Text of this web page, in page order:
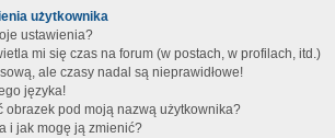
użytkownika
ustawienia?
mi się czas na forum (w postach, w profilach, itd.)
ale czasy nadal są nieprawidłowe!
języka!
obrazek pod moją nazwą użytkownika?
i jak mogę ją zmienić?